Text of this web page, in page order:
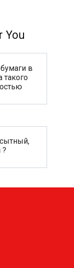
You
в
такого